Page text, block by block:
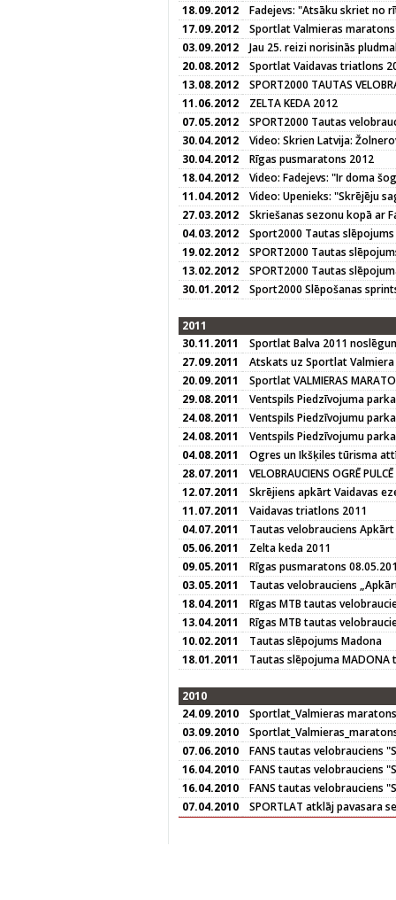
18.09.2012
Fadejevs: "Atsāku skriet no
17.09.2012
Sportlat Valmieras
03.09.2012
Jau 25. reizi norisinās
20.08.2012
Sportlat Vaidavas triatlons
13.08.2012
SPORT2000 TAUTAS
11.06.2012
ZELTA KEDA 2012
07.05.2012
SPORT2000 Tautas
30.04.2012
Video: Skrien Latvija:
30.04.2012
Rīgas pusmaratons 2012
18.04.2012
Video: Fadejevs: "Ir doma
11.04.2012
Video: Upenieks: "Skrējēju
27.03.2012
Skriešanas sezonu kopā ar
04.03.2012
Sport2000 Tautas
19.02.2012
SPORT2000 Tautas
13.02.2012
SPORT2000 Tautas
30.01.2012
Sport2000 Slēpošanas
2011
30.11.2011
Sportlat Balva 2011
27.09.2011
Atskats uz Sportlat
20.09.2011
Sportlat VALMIERAS
29.08.2011
Ventspils Piedzīvojuma
24.08.2011
Ventspils Piedzīvojumu
24.08.2011
Ventspils Piedzīvojumu
04.08.2011
Ogres un Ikšķiles tūrisma
28.07.2011
VELOBRAUCIENS OGRĒ
12.07.2011
Skrējiens apkārt Vaidavas
11.07.2011
Vaidavas triatlons 2011
04.07.2011
Tautas velobrauciens
05.06.2011
Zelta keda 2011
09.05.2011
Rīgas pusmaratons
03.05.2011
Tautas velobrauciens
18.04.2011
Rīgas MTB tautas
13.04.2011
Rīgas MTB tautas
10.02.2011
Tautas slēpojums Madona
18.01.2011
Tautas slēpojuma
2010
24.09.2010
Sportlat_Valmieras
03.09.2010
07.06.2010
FANS tautas velobrauciens
16.04.2010
FANS tautas velobrauciens
16.04.2010
FANS tautas velobrauciens
07.04.2010
SPORTLAT atklāj pavasara